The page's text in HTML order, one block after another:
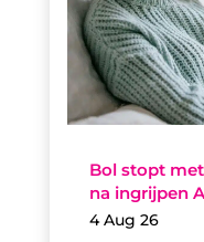
Bol stopt
na ingrijpen
4 Aug 26